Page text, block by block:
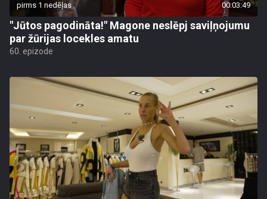
pirms 1 nedēļas 00:03:49
"Jūtos pagodināta!" Magone neslēpj saviļņojumu
par žūrijas locekles amatu
60. epizode